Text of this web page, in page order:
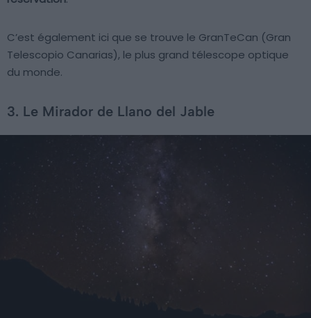
C’est également ici que se trouve le GranTeCan (Gran
Telescopio Canarias), le plus grand télescope optique
du monde.
3. Le Mirador de Llano del Jable